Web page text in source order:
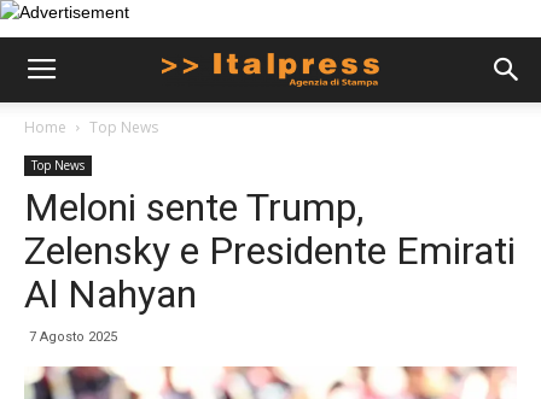
Home Top News
Top News
Meloni sente Trump,
Zelensky e Presidente Emirati
Al Nahyan
7 Agosto 2025